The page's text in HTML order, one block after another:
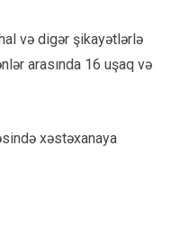
və digər şikayətlərlə
arasında 16 uşaq və
xəstəxanaya